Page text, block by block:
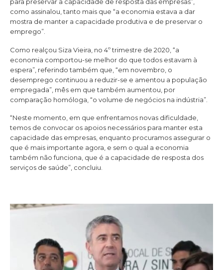
para preservar a capacidade de resposta das empresas”,
como assinalou, tanto mais que “a economia estava a dar
mostra de manter a capacidade produtiva e de preservar o
emprego”.
Como realçou Siza Vieira, no 4º trimestre de 2020, “a
economia comportou-se melhor do que todos estavam à
espera”, referindo também que, “em novembro, o
desemprego continuou a reduzir-se e amentou a população
empregada”, mês em que também aumentou, por
comparação homóloga, “o volume de negócios na indústria”.
“Neste momento, em que enfrentamos novas dificuldade,
temos de convocar os apoios necessários para manter esta
capacidade das empresas, enquanto procuramos assegurar o
que é mais importante agora, e sem o qual a economia
também não funciona, que é a capacidade de resposta dos
serviços de saúde”, concluiu.